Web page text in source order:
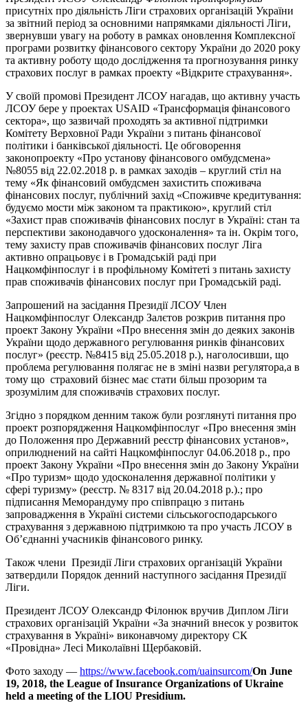
присутніх про діяльність Ліги страхових організацій України
за звітний період за основними напрямками діяльності Ліги,
звернувши увагу на роботу в рамках оновлення Комплексної
програми розвитку фінансового сектору України до 2020 року
та активну роботу щодо дослідження та прогнозування ринку
страхових послуг в рамках проекту «Відкрите страхування».
У своїй промові Президент ЛСОУ нагадав, що активну участь
ЛСОУ бере у проектах USAID «Трансформація фінансового
сектора», що зазвичай проходять за активної підтримки
Комітету Верховної Ради України з питань фінансової
політики і банківської діяльності. Це обговорення
законопроекту «Про установу фінансового омбудсмена»
№8055 від 22.02.2018 р. в рамках заходів – круглий стіл на
тему «Як фінансовий омбудсмен захистить споживача
фінансових послуг, публічний захід «Споживче кредитування:
будуємо мости між законом та практикою», круглий стіл
«Захист прав споживачів фінансових послуг в Україні: стан та
перспективи законодавчого удосконалення» та ін. Окрім того,
тему захисту прав споживачів фінансових послуг Ліга
активно опрацьовує і в Громадській раді при
Нацкомфінпослуг і в профільному Комітеті з питань захисту
прав споживачів фінансових послуг при Громадській раді.
Запрошений на засідання Президії ЛСОУ Член
Нацкомфінпослуг Олександр Залєтов розкрив питання про
проект Закону України «Про внесення змін до деяких законів
України щодо державного регулювання ринків фінансових
послуг» (реєстр. №8415 від 25.05.2018 р.), наголосивши, що
проблема регулювання полягає не в зміні назви регулятора,а в
тому що страховий бізнес має стати більш прозорим та
зрозумілим для споживачів страхових послуг.
Згідно з порядком денним також були розглянуті питання про
проект розпорядження Нацкомфінпослуг «Про внесення змін
до Положення про Державний реєстр фінансових установ»,
оприлюднений на сайті Нацкомфінпослуг 04.06.2018 р., про
проект Закону України «Про внесення змін до Закону України
«Про туризм» щодо удосконалення державної політики у
сфері туризму» (реєстр. № 8317 від 20.04.2018 р.).; про
підписання Меморандуму про співпрацю з питань
запровадження в Україні системи сільськогосподарського
страхування з державною підтримкою та про участь ЛСОУ в
Об’єднанні учасників фінансового ринку.
Також члени Президії Ліги страхових організацій України
затвердили Порядок денний наступного засідання Президії
Ліги.
Президент ЛСОУ Олександр Філонюк вручив Диплом Ліги
страхових організацій України «За значний внесок у розвиток
страхування в Україні» виконавчому директору СК
«Провідна» Лесі Миколаївні Щербаковій.
Фото заходу — https://www.facebook.com/uainsurcom/On June
19, 2018, the League of Insurance Organizations of Ukraine
held a meeting of the LIOU Presidium.